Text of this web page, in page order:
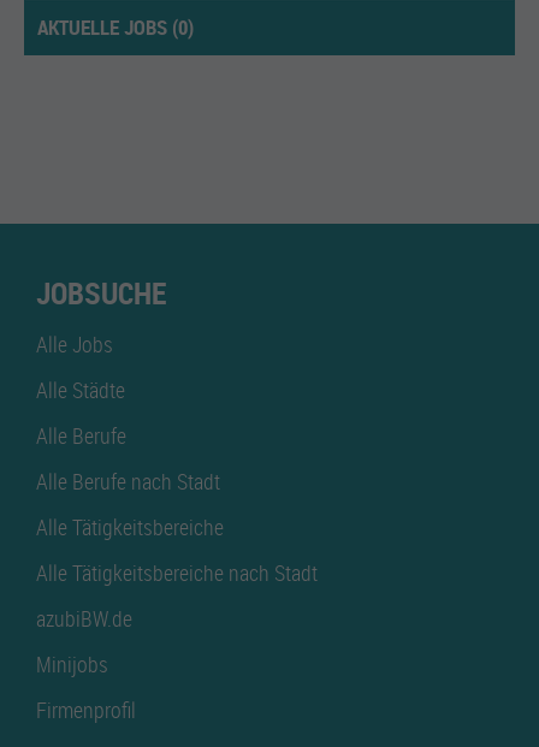
AKTUELLE JOBS (0)
JOBSUCHE
Alle Jobs
Alle Städte
Alle Berufe
Alle Berufe nach Stadt
Alle Tätigkeitsbereiche
Alle Tätigkeitsbereiche nach Stadt
azubiBW.de
Minijobs
Firmenprofil